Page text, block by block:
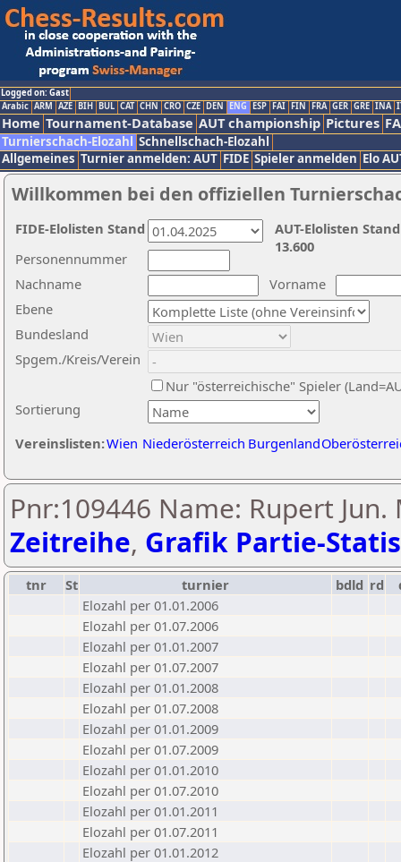
Logged on: Gast
Arabic ARM AZE BIH BUL CAT CHN CRO CZE DEN ENG ESP FAI FIN FRA GER GRE INA
Home Tournament-Database AUT championship Pictures
Turnierschach-Elozahl Schnellschach-Elozahl
Allgemeines Turnier anmelden: AUT FIDE Spieler anmelden Elo
Willkommen bei den offiziellen
Nachname
Vorname
Ebene
Sortierung
Personennummer
Bundesland
Spgem./Kreis/Verein
Nur "österreichische" Spieler
Vereinslisten:Wien Niederösterreich Burgenland
AUT-Elolisten
13.600
FIDE-Elolisten Stand
Pnr:109446 Name: Rupert
Zeitreihe, Grafik Partie-
tnr St turnier bdld rd
Elozahl per 01.01.2006
Elozahl per 01.07.2006
Elozahl per 01.01.2007
Elozahl per 01.07.2007
Elozahl per 01.01.2008
Elozahl per 01.07.2008
Elozahl per 01.01.2009
Elozahl per 01.07.2009
Elozahl per 01.01.2010
Elozahl per 01.07.2010
Elozahl per 01.01.2011
Elozahl per 01.07.2011
Elozahl per 01.01.2012